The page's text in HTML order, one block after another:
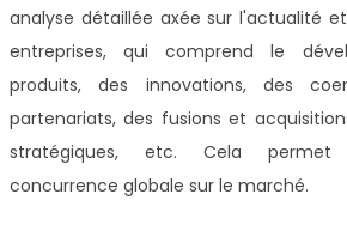
analyse détaillée axée sur l'actualité
entreprises, qui comprend le
produits, des innovations, des
partenariats, des fusions et
stratégiques, etc. Cela
concurrence globale sur le marché.